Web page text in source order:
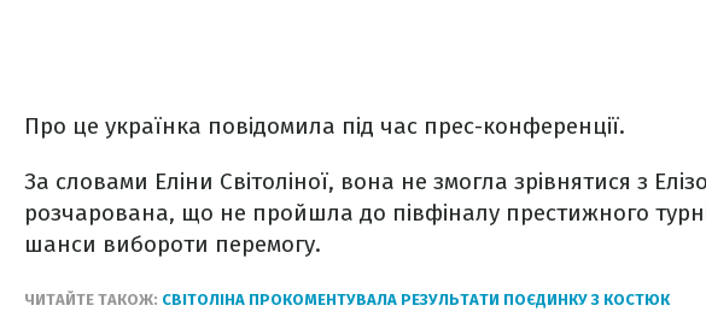
Про це українка повідомила під час прес-конференції.
За словами Еліни Світоліної, вона не змогла зрівнятися з
розчарована, що не пройшла до півфіналу престижного
шанси вибороти перемогу.
ЧИТАЙТЕ ТАКОЖ: СВІТОЛІНА ПРОКОМЕНТУВАЛА РЕЗУЛЬТАТИ ПОЄДИНКУ З КОСТЮК